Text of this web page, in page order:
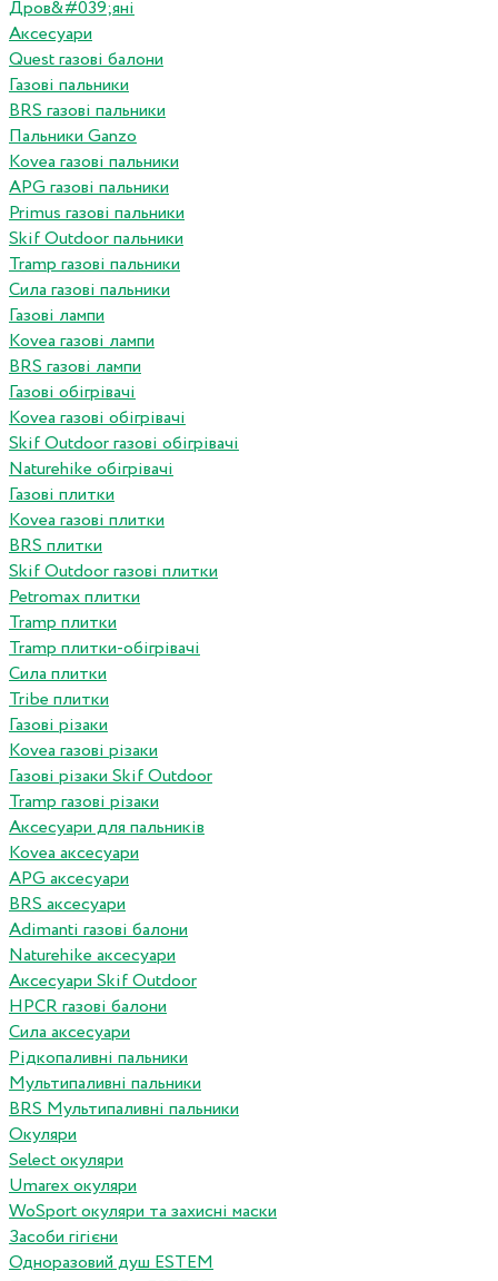
Дров&#039;яні
Аксесуари
Quest газові балони
Газові пальники
BRS газові пальники
Пальники Ganzo
Kovea газові пальники
APG газові пальники
Primus газові пальники
Skif Outdoor пальники
Tramp газові пальники
Сила газові пальники
Газові лампи
Kovea газові лампи
BRS газові лампи
Газові обігрівачі
Kovea газові обігрівачі
Skif Outdoor газові обігрівачі
Naturehike обігрівачі
Газові плитки
Kovea газові плитки
BRS плитки
Skif Outdoor газові плитки
Petromax плитки
Tramp плитки
Tramp плитки-обігрівачі
Сила плитки
Tribe плитки
Газові різаки
Kovea газові різаки
Газові різаки Skif Outdoor
Tramp газові різаки
Аксесуари для пальників
Kovea аксесуари
APG аксесуари
BRS аксесуари
Adimanti газові балони
Naturehike аксесуари
Аксесуари Skif Outdoor
HPCR газові балони
Сила аксесуари
Рідкопаливні пальники
Мультипаливні пальники
BRS Мультипаливні пальники
Окуляри
Select окуляри
Umarex окуляри
WoSport окуляри та захисні маски
Засоби гігієни
Одноразовий душ ESTEM